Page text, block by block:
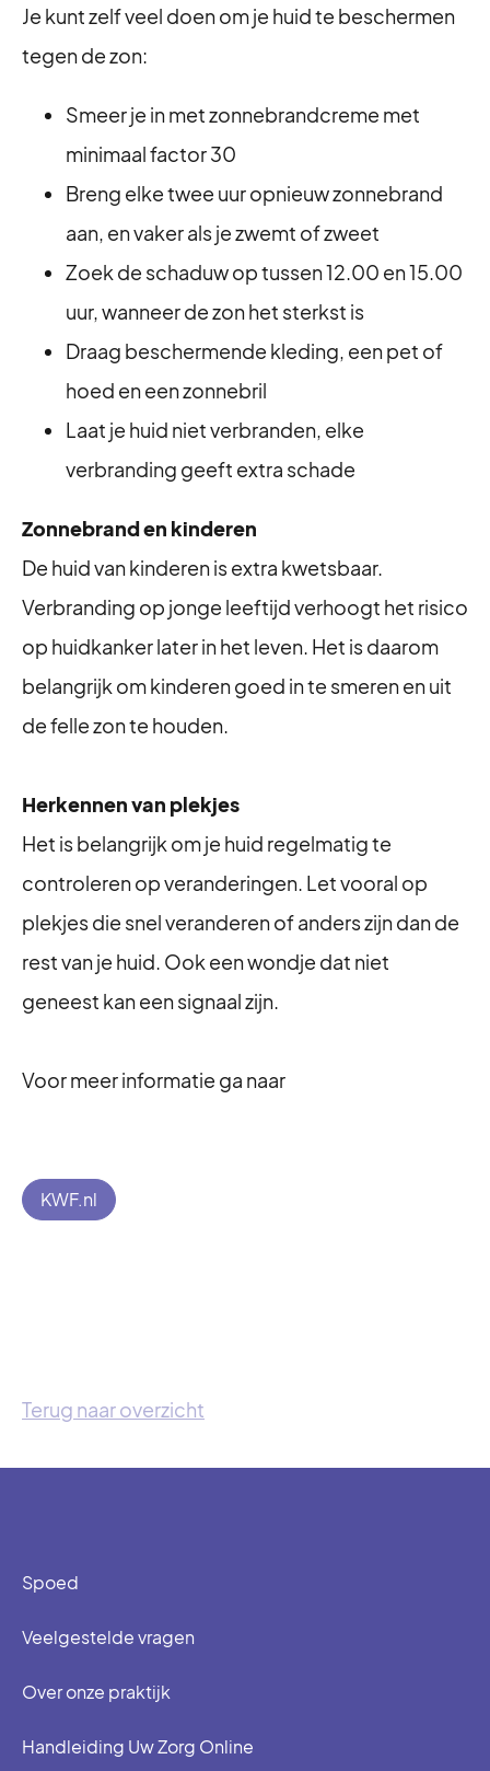
Je kunt zelf veel doen om je huid te beschermen
tegen de zon:
Smeer je in met zonnebrandcreme met
minimaal factor 30
Breng elke twee uur opnieuw zonnebrand
aan, en vaker als je zwemt of zweet
Zoek de schaduw op tussen 12.00 en 15.00
uur, wanneer de zon het sterkst is
Draag beschermende kleding, een pet of
hoed en een zonnebril
Laat je huid niet verbranden, elke
verbranding geeft extra schade
Zonnebrand en kinderen
De huid van kinderen is extra kwetsbaar.
Verbranding op jonge leeftijd verhoogt het risico
op huidkanker later in het leven. Het is daarom
belangrijk om kinderen goed in te smeren en uit
de felle zon te houden.
Herkennen van plekjes
Het is belangrijk om je huid regelmatig te
controleren op veranderingen. Let vooral op
plekjes die snel veranderen of anders zijn dan de
rest van je huid. Ook een wondje dat niet
geneest kan een signaal zijn.
Voor meer informatie ga naar
KWF.nl
Terug naar overzicht
Spoed
Veelgestelde vragen
Over onze praktijk
Handleiding Uw Zorg Online